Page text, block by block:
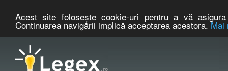
Acest site foloseşte cookie-uri pentru a vă
Continuarea navigării implică acceptarea acestora.Mai